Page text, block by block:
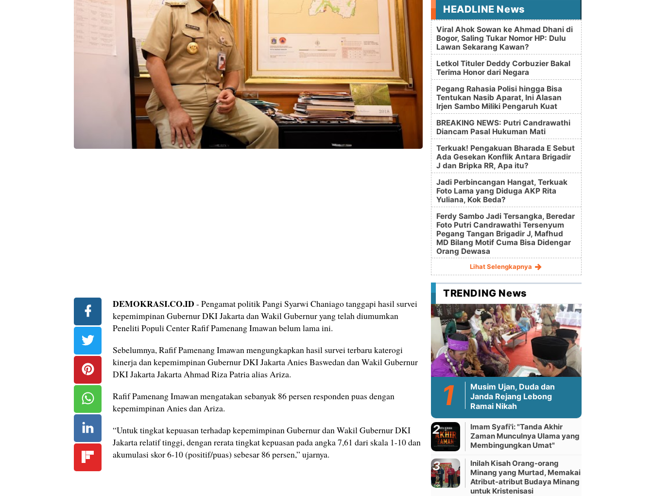
DEMOKRASI.CO.ID - Pengamat politik Pangi Syarwi Chaniago tanggapi hasil survei
kepemimpinan Gubernur DKI Jakarta dan Wakil Gubernur yang telah diumumkan
Peneliti Populi Center Rafif Pamenang Imawan belum lama ini.
Sebelumnya, Rafif Pamenang Imawan mengungkapkan hasil survei terbaru katerogi
kinerja dan kepemimpinan Gubernur DKI Jakarta Anies Baswedan dan Wakil Gubernur
DKI Jakarta Jakarta Ahmad Riza Patria alias Ariza.
Rafif Pamenang Imawan mengatakan sebanyak 86 persen responden puas dengan
kepemimpinan Anies dan Ariza.
“Untuk tingkat kepuasan terhadap kepemimpinan Gubernur dan Wakil Gubernur DKI
Jakarta relatif tinggi, dengan rerata tingkat kepuasan pada angka 7,61 dari skala 1-10 dan
akumulasi skor 6-10 (positif/puas) sebesar 86 persen,” ujarnya.
HEADLINE News
Viral Ahok Sowan ke Ahmad Dhani di
Bogor, Saling Tukar Nomor HP: Dulu
Lawan Sekarang Kawan?
Letkol Tituler Deddy Corbuzier Bakal
Terima Honor dari Negara
Pegang Rahasia Polisi hingga Bisa
Tentukan Nasib Aparat, Ini Alasan
Irjen Sambo Miliki Pengaruh Kuat
BREAKING NEWS: Putri Candrawathi
Diancam Pasal Hukuman Mati
Terkuak! Pengakuan Bharada E Sebut
Ada Gesekan Konflik Antara Brigadir
J dan Bripka RR, Apa itu?
Jadi Perbincangan Hangat, Terkuak
Foto Lama yang Diduga AKP Rita
Yuliana, Kok Beda?
Ferdy Sambo Jadi Tersangka, Beredar
Foto Putri Candrawathi Tersenyum
Pegang Tangan Brigadir J, Mafhud
MD Bilang Motif Cuma Bisa Didengar
Orang Dewasa
Lihat Selengkapnya
TRENDING News
Musim Ujan, Duda dan
Janda Rejang Lebong
Ramai Nikah
Imam Syafi'i: "Tanda Akhir
Zaman Munculnya Ulama yang
Membingungkan Umat"
Inilah Kisah Orang-orang
Minang yang Murtad, Memakai
Atribut-atribut Budaya Minang
untuk Kristenisasi